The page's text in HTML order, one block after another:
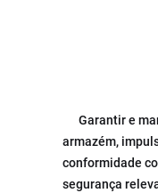
armazém,
conformidade
segurança